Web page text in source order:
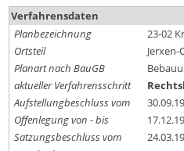
Verfahrensdaten
Planbezeichnung
23-02
Ortsteil
Jerxen-
Planart nach BauGB
aktueller Verfahrensschritt
Aufstellungbeschluss vom
Offenlegung von - bis
Satzungsbeschluss vom